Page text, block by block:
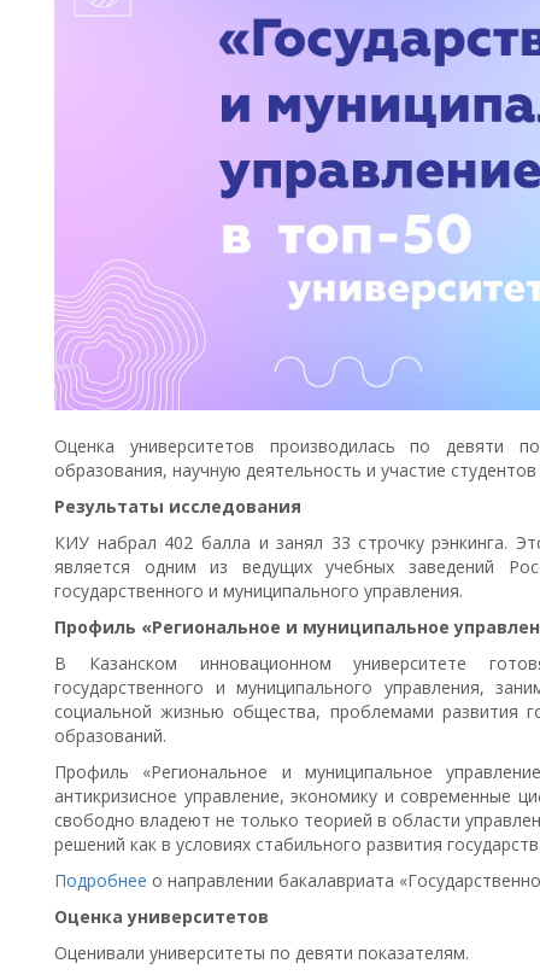
Оценка университетов производилась по девяти
образования, научную деятельность и участие
Результаты исследования
КИУ набрал 402 балла и занял 33 строчку рэнкинга.
является одним из ведущих учебных заведений
государственного и муниципального управления.
Профиль «Региональное и муниципальное
В Казанском инновационном университете
государственного и муниципального управления,
социальной жизнью общества, проблемами развития
образований.
Профиль «Региональное и муниципальное
антикризисное управление, экономику и современные
свободно владеют не только теорией в области
решений как в условиях стабильного развития
Подробнее о направлении бакалавриата
Оценка университетов
Оценивали университеты по девяти показателям.